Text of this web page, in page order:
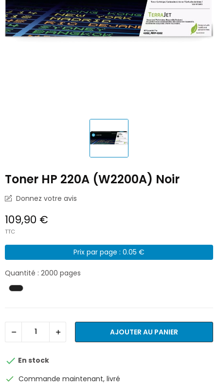
Toner HP 220A (W2200A) Noir
Donnez votre avis
109,90 €
TTC
Prix par page : 0.05 €
Quantité : 2000 pages
AJOUTER AU PANIER
 En stock
check Commande maintenant, livré